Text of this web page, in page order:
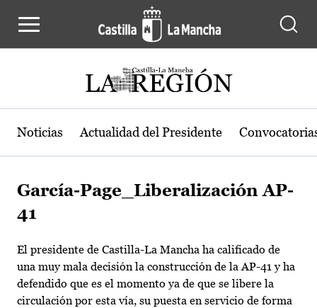
Noticias Actualidad del Presidente
García-Page_Liberalización AP-
41
El presidente de Castilla-La Mancha ha calificado de
una muy mala decisión la construcción de la AP-41 y ha
defendido que es el momento ya de que se libere la
circulación por esta vía, su puesta en servicio de forma